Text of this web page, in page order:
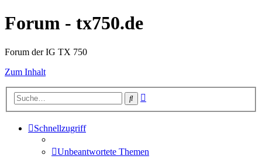
Forum - tx750.de
Forum der IG TX 750
Zum Inhalt
Suche
Schnellzugriff
Unbeantwortete Themen